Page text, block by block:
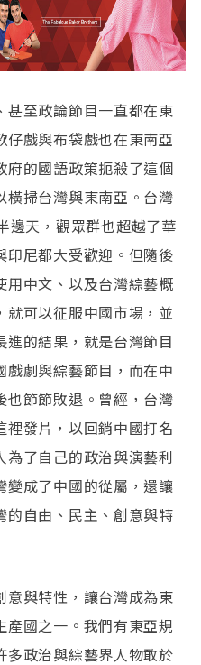
甚至政論節目一直都在東
仔戲與布袋戲也在東南亞
府的國語政策扼殺了這個
橫掃台灣與東南亞。台灣
邊天，觀眾群也超越了華
印尼都大受歡迎。但隨後
用中文、以及台灣綜藝概
可以征服中國市場，並
的結果，就是台灣節目
劇與綜藝節目，而在中
也節節敗退。曾經，台灣
裡發片，以回銷中國打名
為了自己的政治與演藝利
變成了中國的從屬，還讓
的自由、民主、創意與特
意與特性，讓台灣成為東
國之一。我們有東亞規
多政治與綜藝界人物敢於